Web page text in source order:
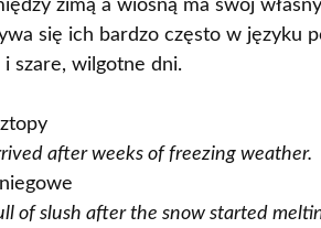
zimą a wiosną ma swój
się ich bardzo często w języku
i szare, wilgotne dni.
after weeks of freezing weather.
of slush after the snow started